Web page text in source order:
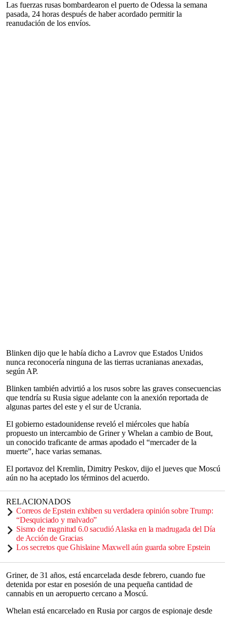
Las fuerzas rusas bombardearon el puerto de Odessa la semana
pasada, 24 horas después de haber acordado permitir la
reanudación de los envíos.
Blinken dijo que le había dicho a Lavrov que Estados Unidos
nunca reconocería ninguna de las tierras ucranianas anexadas,
según AP.
Blinken también advirtió a los rusos sobre las graves consecuencias
que tendría su Rusia sigue adelante con la anexión reportada de
algunas partes del este y el sur de Ucrania.
El gobierno estadounidense reveló el miércoles que había
propuesto un intercambio de Griner y Whelan a cambio de Bout,
un conocido traficante de armas apodado el “mercader de la
muerte”, hace varias semanas.
El portavoz del Kremlin, Dimitry Peskov, dijo el jueves que Moscú
aún no ha aceptado los términos del acuerdo.
RELACIONADOS
Correos de Epstein exhiben su verdadera opinión sobre Trump:
“Desquiciado y malvado”
Sismo de magnitud 6.0 sacudió Alaska en la madrugada del Día
de Acción de Gracias
Los secretos que Ghislaine Maxwell aún guarda sobre Epstein
Griner, de 31 años, está encarcelada desde febrero, cuando fue
detenida por estar en posesión de una pequeña cantidad de
cannabis en un aeropuerto cercano a Moscú.
Whelan está encarcelado en Rusia por cargos de espionaje desde